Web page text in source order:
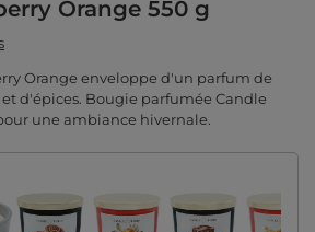
Orange 550 g
Orange enveloppe d'un parfum de
d'épices. Bougie parfumée Candle
une ambiance hivernale.